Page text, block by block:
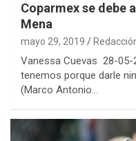
Coparmex se debe
Mena
mayo 29, 2019
Vanessa Cuevas 28-05-
tenemos porque darle
(Marco Antonio…